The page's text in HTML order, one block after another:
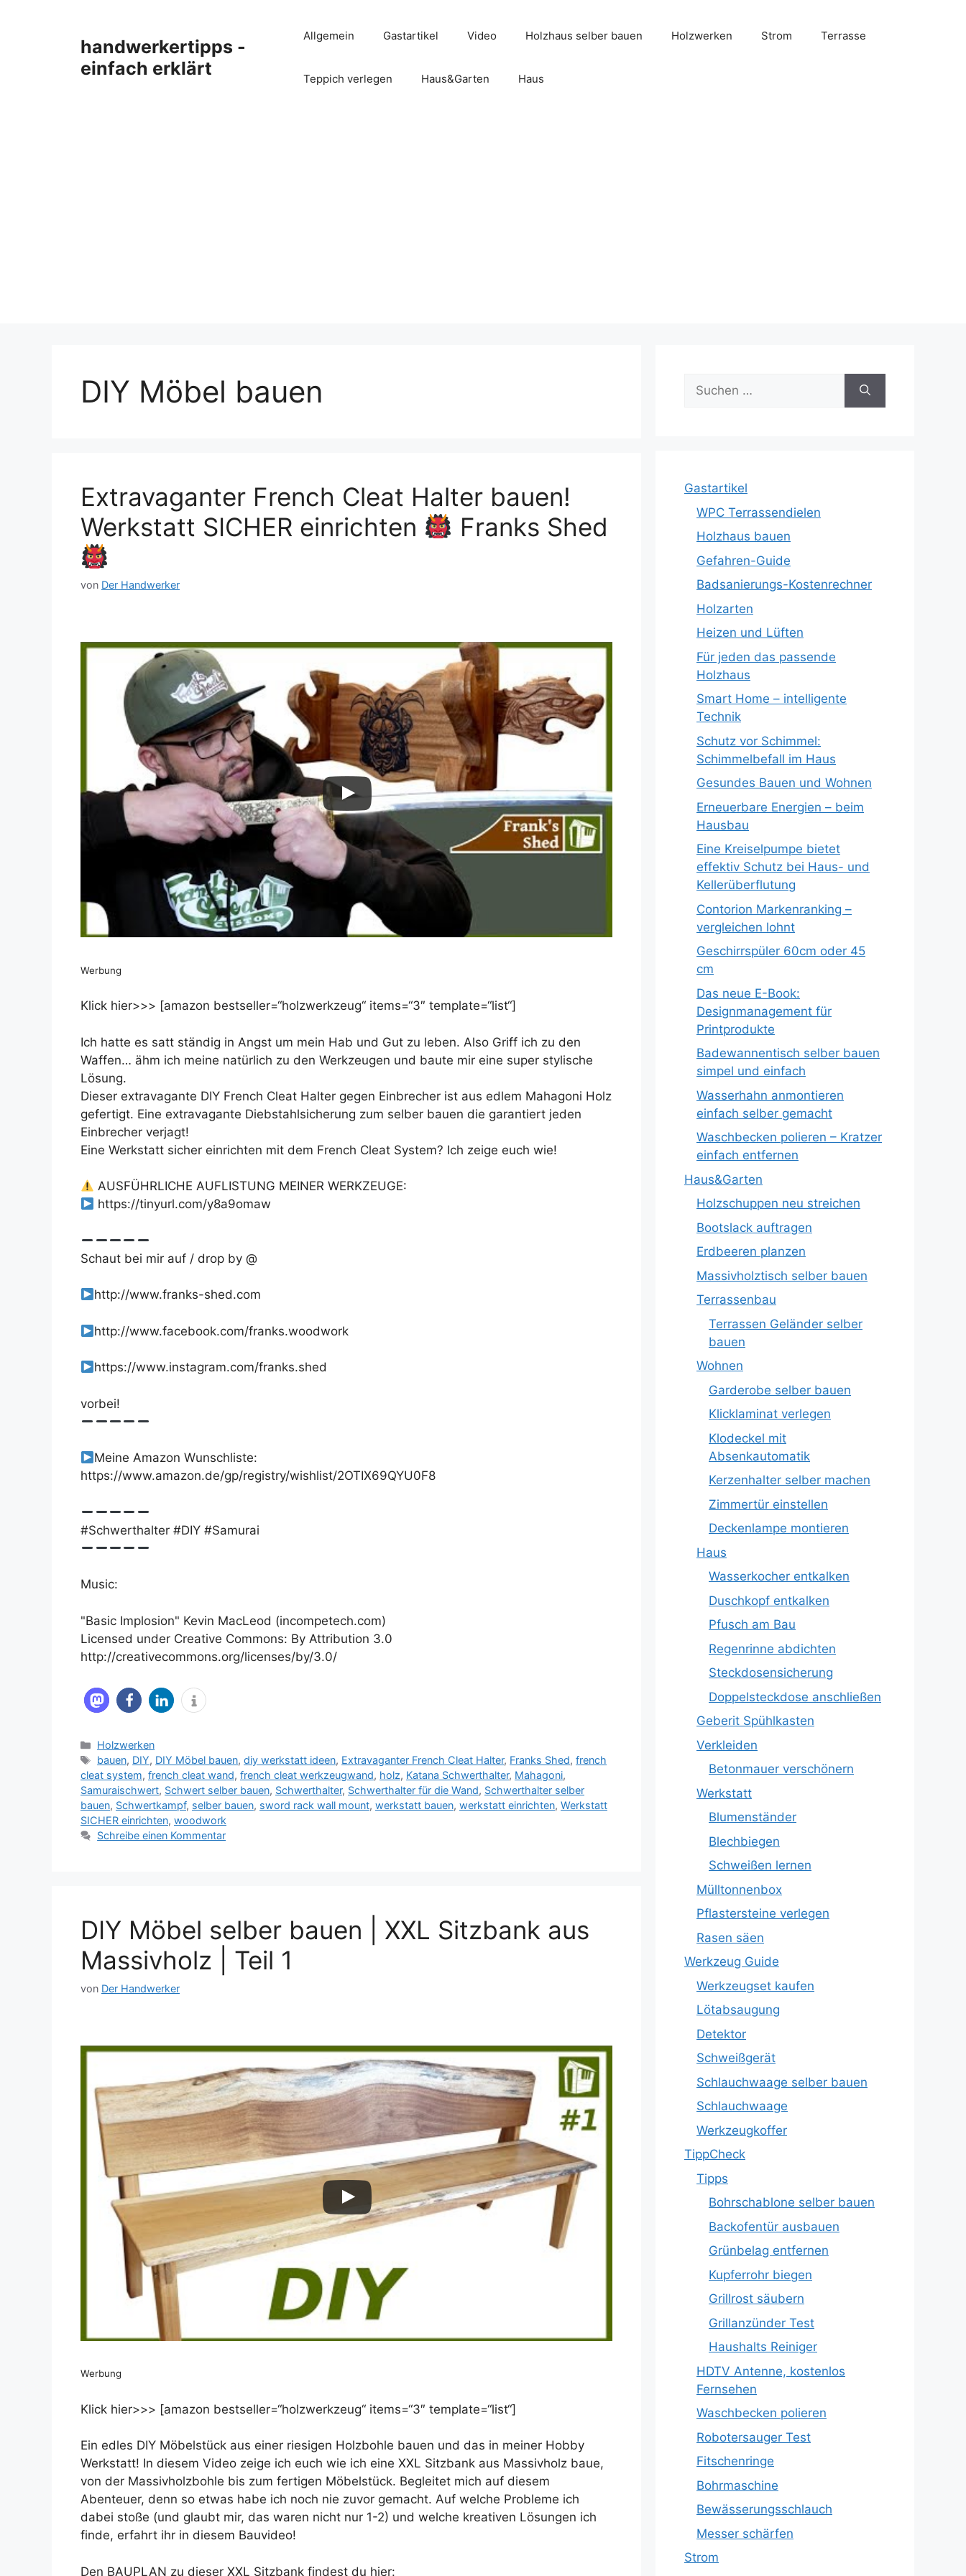
handwerkertipps -
einfach erklärt
Allgemein Gastartikel Video Holzhaus selber bauen Holzwerken Strom Terrasse
Teppich verlegen Haus&Garten Haus
DIY Möbel bauen
Extravaganter French Cleat Halter bauen!
Werkstatt SICHER einrichten
Franks Shed
von Der Handwerker
Dieses Video auf YouTube ansehen
Werbung
Klick hier>>> [amazon bestseller=“holzwerkzeug“ items=“3″ template=“list“]
Ich hatte es satt ständig in Angst um mein Hab und Gut zu leben. Also Griff ich zu den
Waffen… ähm ich meine natürlich zu den Werkzeugen und baute mir eine super stylische
Lösung.
Dieser extravagante DIY French Cleat Halter gegen Einbrecher ist aus edlem Mahagoni Holz
gefertigt. Eine extravagante Diebstahlsicherung zum selber bauen die garantiert jeden
Einbrecher verjagt!
Eine Werkstatt sicher einrichten mit dem French Cleat System? Ich zeige euch wie!
AUSFÜHRLICHE AUFLISTUNG MEINER WERKZEUGE:
https://tinyurl.com/y8a9omaw
Schaut bei mir auf / drop by @
http://www.franks-shed.com
http://www.facebook.com/franks.woodwork
https://www.instagram.com/franks.shed
vorbei!
Meine Amazon Wunschliste:
https://www.amazon.de/gp/registry/wishlist/2OTIX69QYU0F8
#Schwerthalter #DIY #Samurai
Music:
"Basic Implosion" Kevin MacLeod (incompetech.com)
Licensed under Creative Commons: By Attribution 3.0
http://creativecommons.org/licenses/by/3.0/
Kategorien
Holzwerken
Schlagwörter
bauen, DIY, DIY Möbel bauen,diy werkstatt ideen, Extravaganter French Cleat Halter, Franks Shed,french
cleat system, french cleat wand, french cleat werkzeugwand, holz, Katana Schwerthalter, Mahagoni,
Samuraischwert, Schwert selber bauen, Schwerthalter, Schwerthalter für die Wand, Schwerthalter selber
bauen, Schwertkampf, selber bauen, sword rack wall mount, werkstatt bauen, werkstatt einrichten, Werkstatt
SICHER einrichten, woodwork
Schreibe einen Kommentar
DIY Möbel selber bauen | XXL Sitzbank aus
Massivholz | Teil 1
von Der Handwerker
Dieses Video auf YouTube ansehen
Werbung
Klick hier>>> [amazon bestseller=“holzwerkzeug“ items=“3″ template=“list“]
Ein edles DIY Möbelstück aus einer riesigen Holzbohle bauen und das in meiner Hobby
Werkstatt! In diesem Video zeige ich euch wie ich eine XXL Sitzbank aus Massivholz baue,
von der Massivholzbohle bis zum fertigen Möbelstück. Begleitet mich auf diesem
Abenteuer, denn so etwas habe ich noch nie zuvor gemacht. Auf welche Probleme ich
dabei stoße (und glaubt mir, das waren nicht nur 1-2) und welche kreativen Lösungen ich
finde, erfahrt ihr in diesem Bauvideo!
Den BAUPLAN zu dieser XXL Sitzbank findest du hier:
Suche
nach:
Gastartikel
WPC Terrassendielen
Holzhaus bauen
Gefahren-Guide
Badsanierungs-Kostenrechner
Holzarten
Heizen und Lüften
Für jeden das passende
Holzhaus
Smart Home – intelligente
Technik
Schutz vor Schimmel:
Schimmelbefall im Haus
Gesundes Bauen und Wohnen
Erneuerbare Energien – beim
Hausbau
Eine Kreiselpumpe bietet
effektiv Schutz bei Haus- und
Kellerüberflutung
Contorion Markenranking –
vergleichen lohnt
Geschirrspüler 60cm oder 45
cm
Das neue E-Book:
Designmanagement für
Printprodukte
Badewannentisch selber bauen
simpel und einfach
Wasserhahn anmontieren
einfach selber gemacht
Waschbecken polieren – Kratzer
einfach entfernen
Haus&Garten
Holzschuppen neu streichen
Bootslack auftragen
Erdbeeren planzen
Massivholztisch selber bauen
Terrassenbau
Terrassen Geländer selber
bauen
Wohnen
Garderobe selber bauen
Klicklaminat verlegen
Klodeckel mit
Absenkautomatik
Kerzenhalter selber machen
Zimmertür einstellen
Deckenlampe montieren
Haus
Wasserkocher entkalken
Duschkopf entkalken
Pfusch am Bau
Regenrinne abdichten
Steckdosensicherung
Doppelsteckdose anschließen
Geberit Spühlkasten
Verkleiden
Betonmauer verschönern
Werkstatt
Blumenständer
Blechbiegen
Schweißen lernen
Mülltonnenbox
Pflastersteine verlegen
Rasen säen
Werkzeug Guide
Werkzeugset kaufen
Lötabsaugung
Detektor
Schweißgerät
Schlauchwaage selber bauen
Schlauchwaage
Werkzeugkoffer
TippCheck
Tipps
Bohrschablone selber bauen
Backofentür ausbauen
Grünbelag entfernen
Kupferrohr biegen
Grillrost säubern
Grillanzünder Test
Haushalts Reiniger
HDTV Antenne, kostenlos
Fernsehen
Waschbecken polieren
Robotersauger Test
Fitschenringe
Bohrmaschine
Bewässerungsschlauch
Messer schärfen
Strom